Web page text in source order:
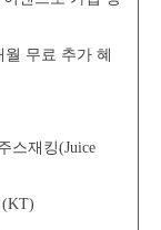
무료 추가 혜
스재킹(Juice
(KT)